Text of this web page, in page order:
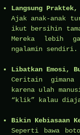
Langsung Praktek,
Ajak anak-anak
ikut bersihin
Mereka lebih
ngalamin sendiri.
Libatkan Emosi,
Ceritain gimana
karena ulah
“klik” kalau
Bikin Kebiasaan
Seperti bawa